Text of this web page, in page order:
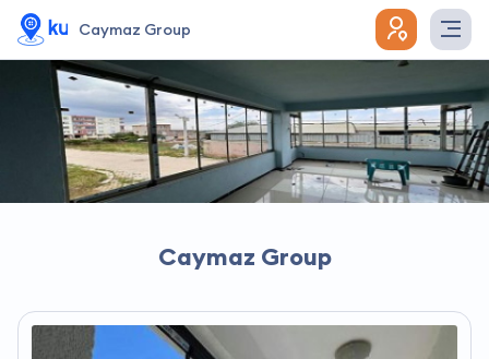
Caymaz Group
Caymaz Group